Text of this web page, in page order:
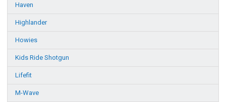
Haven
Highlander
Howies
Kids Ride Shotgun
Lifefit
M-Wave